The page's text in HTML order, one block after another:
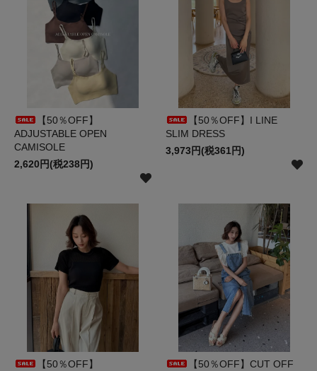
【50％OFF】
ADJUSTABLE OPEN
CAMISOLE
2,620円(税238円)
【50％OFF】I LINE
SLIM DRESS
3,973円(税361円)
【50％OFF】
【50％OFF】CUT OFF